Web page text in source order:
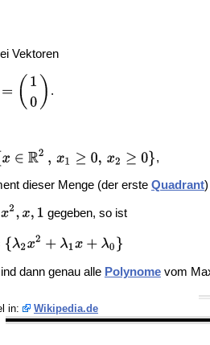
Vektoren
.
,
dieser Menge (der erste Quadrant
gegeben, so ist
dann genau alle Polynomevom
in: Wikipedia.de